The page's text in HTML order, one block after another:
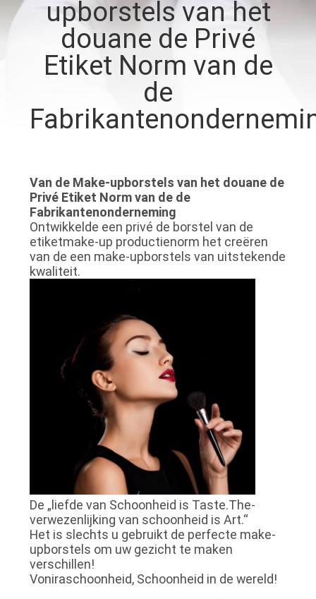
SITEMAP
PRIVACY
POLICY
upborstels van het
douane de Privé
Etiket Norm van de
de
Van de Make-upborstels van het douane de
Privé Etiket Norm van de de
Fabrikantenonderneming
Ontwikkelde een privé de borstel van de
etiketmake-up productienorm het creëren
van de een make-upborstels van uitstekende
kwaliteit.
De „liefde van Schoonheid is Taste.The-
verwezenlijking van schoonheid is Art.“
Het is slechts u gebruikt de perfecte make-
upborstels om uw gezicht te maken
verschillen!
Voniraschoonheid, Schoonheid in de wereld!